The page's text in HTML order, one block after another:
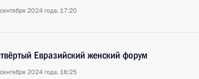
2024 года, 17:20
Евразийский женский форум
2024 года, 16:25